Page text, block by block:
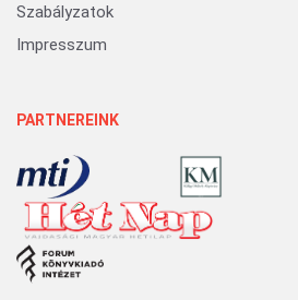
Szabályzatok
Impresszum
PARTNEREINK